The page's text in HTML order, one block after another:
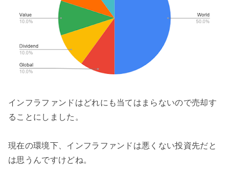
インフラファンドはどれにも当てはまらないので売却す
ることにしました。
現在の環境下、インフラファンドは悪くない投資先だと
は思うんですけどね。